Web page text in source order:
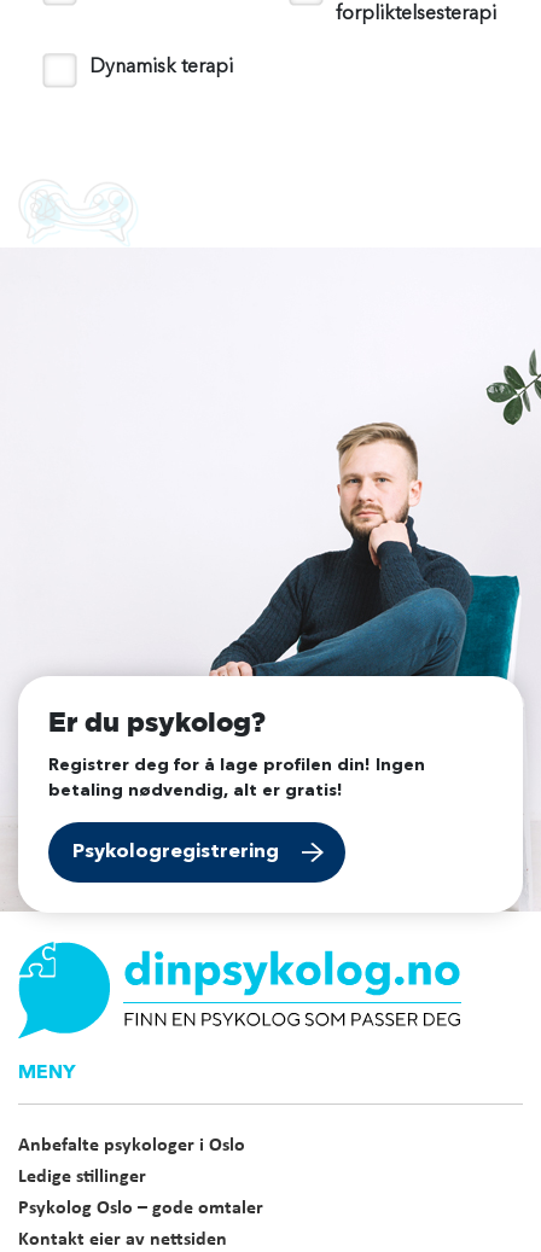
forpliktelsesterapi
Dynamisk terapi
Er du psykolog?
Registrer deg for å lage profilen din! Ingen
betaling nødvendig, alt er gratis!
Psykologregistrering
MENY
Anbefalte psykologer i Oslo
Ledige stillinger
Psykolog Oslo – gode omtaler
Kontakt eier av nettsiden